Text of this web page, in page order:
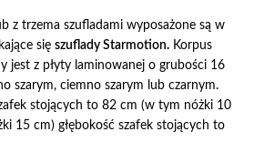
z trzema szufladami wyposażone są w
się szuflady Starmotion. Korpus
jest z płyty laminowanej o grubości 16
szarym, ciemno szarym lub czarnym.
stojących to 82 cm (w tym nóżki 10
15 cm) głębokość szafek stojących to